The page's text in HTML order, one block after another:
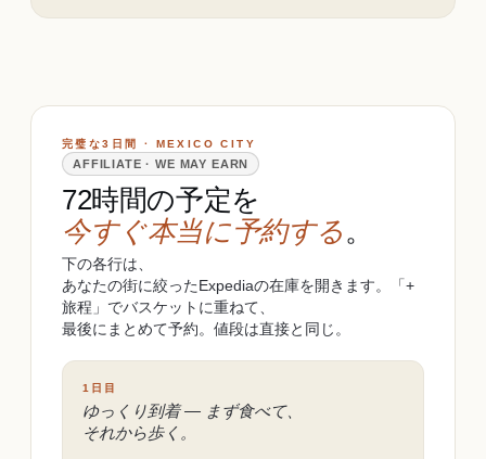
完璧な3日間 · MEXICO CITY
AFFILIATE · WE MAY EARN
72時間の予定を
今すぐ本当に予約する。
下の各行は、
あなたの街に絞ったExpediaの在庫を開きます。「+
旅程」でバスケットに重ねて、
最後にまとめて予約。値段は直接と同じ。
1日目
ゆっくり到着 ― まず食べて、
それから歩く。